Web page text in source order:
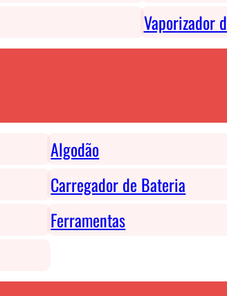
Vaporizador
Algodão
Carregador de Bateria
Ferramentas